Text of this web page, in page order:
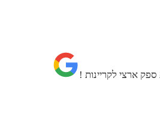
ארצי לקריינות !